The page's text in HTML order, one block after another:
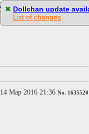
✖ Dollchan update
List of changes
Мар 2016 21:36 No. 1635520